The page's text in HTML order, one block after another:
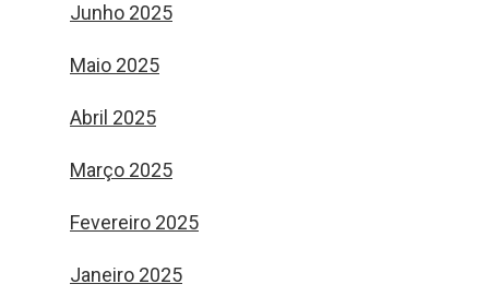
Junho 2025
Maio 2025
Abril 2025
Março 2025
Fevereiro 2025
Janeiro 2025